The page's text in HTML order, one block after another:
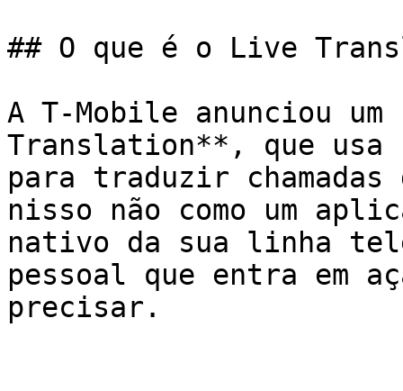
## O que é o Live
A T-Mobile anunciou
Translation**, que
para traduzir chamadas
nisso não como um
nativo da sua linha
pessoal que entra em
precisar.